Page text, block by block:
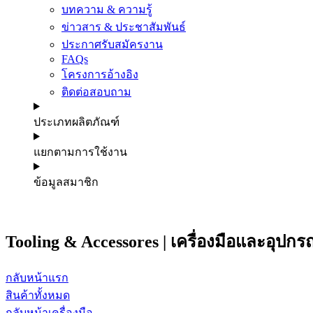
บทความ & ความรู้
ข่าวสาร & ประชาสัมพันธ์
ประกาศรับสมัครงาน
FAQs
โครงการอ้างอิง
ติดต่อสอบถาม
ประเภทผลิตภัณฑ์
แยกตามการใช้งาน
ข้อมูลสมาชิก
Tooling & Accessores | เครื่องมือและอุปก
กลับหน้าแรก
สินค้าทั้งหมด